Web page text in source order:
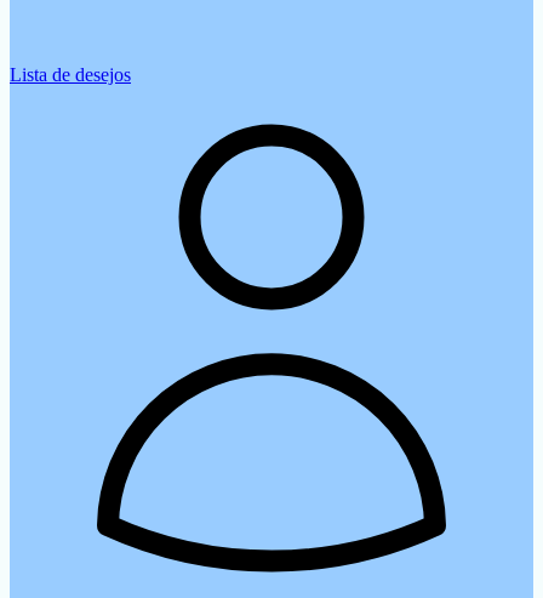
Lista de desejos